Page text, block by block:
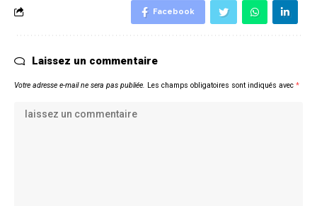
Facebook
Laissez un commentaire
Votre adresse e-mail ne sera pas publiée. Les champs obligatoires sont indiqués avec *